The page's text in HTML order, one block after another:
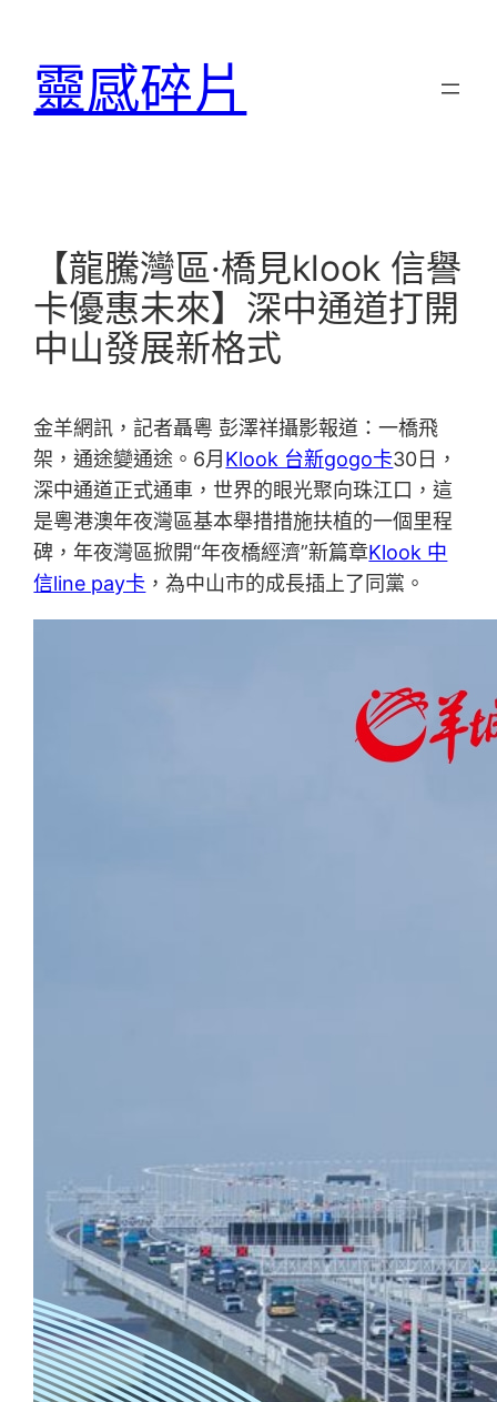
靈感碎片
【龍騰灣區·橋見klook 信譽
卡優惠未來】深中通道打開
中山發展新格式
金羊網訊，記者聶粵 彭澤祥攝影報道：一橋飛
架，通途變通途。6月 Klook 台新gogo卡30日，
深中通道正式通車，世界的眼光聚向珠江口，這
是粵港澳年夜灣區基本舉措措施扶植的一個里程
碑，年夜灣區掀開“年夜橋經濟”新篇章Klook 中
信line pay卡 ，為中山市的成長插上了同黨。